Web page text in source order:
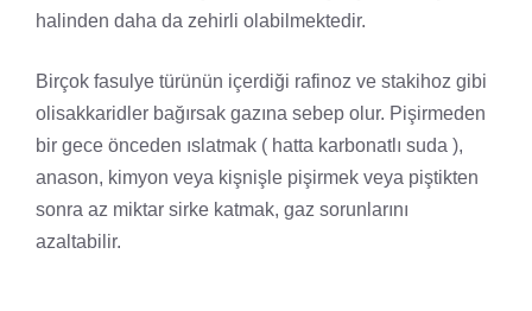
halinden daha da zehirli olabilmektedir.
Birçok fasulye türünün içerdiği rafinoz ve stakihoz gibi
olisakkaridler bağırsak gazına sebep olur. Pişirmeden
bir gece önceden ıslatmak ( hatta karbonatlı suda ),
anason, kimyon veya kişnişle pişirmek veya piştikten
sonra az miktar sirke katmak, gaz sorunlarını
azaltabilir.